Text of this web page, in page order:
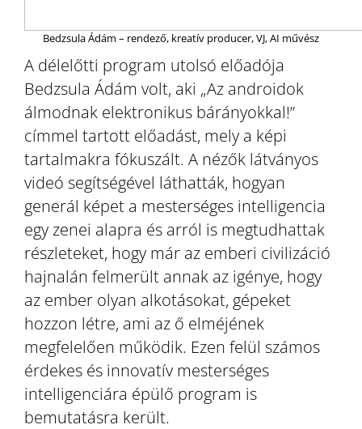
Bedzsula Ádám – rendező, kreatív producer, VJ, AI művész
A délelőtti program utolsó előadója
Bedzsula Ádám volt, aki „Az androidok
álmodnak elektronikus bárányokkal!”
címmel tartott előadást, mely a képi
tartalmakra fókuszált. A nézők látványos
videó segítségével láthatták, hogyan
generál képet a mesterséges intelligencia
egy zenei alapra és arról is megtudhattak
részleteket, hogy már az emberi civilizáció
hajnalán felmerült annak az igénye, hogy
az ember olyan alkotásokat, gépeket
hozzon létre, ami az ő elméjének
megfelelően működik. Ezen felül számos
érdekes és innovatív mesterséges
intelligenciára épülő program is
bemutatásra került.